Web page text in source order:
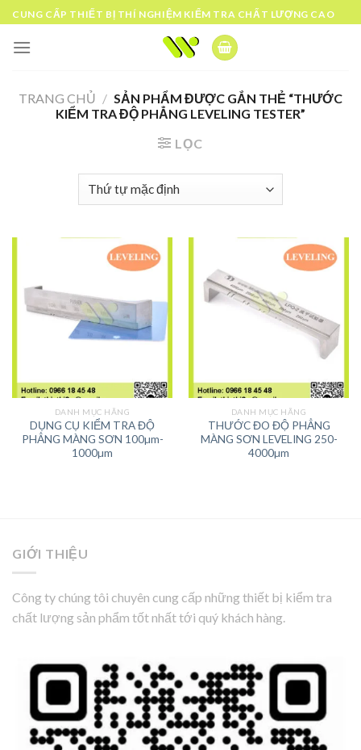
Skip
to
content
CUNG CẤP THIẾT BỊ THÍ NGHIỆM KIỂM TRA CHẤT LƯỢNG CAO
TRANG CHỦ / SẢN PHẨM ĐƯỢC GẮN THẺ “THƯỚC
KIỂM TRA ĐỘ PHẲNG LEVELING TESTER”
LỌC
DANH MỤC HÃNG
DỤNG CỤ KIỂM TRA ĐỘ
PHẲNG MÀNG SƠN 100µm-
1000µm
DANH MỤC HÃNG
THƯỚC ĐO ĐỘ PHẲNG
MÀNG SƠN LEVELING 250-
4000µm
GIỚI THIỆU
Công ty chúng tôi chuyên cung cấp những thiết bị kiểm tra
chất lượng sản phẩm tốt nhất tới quý khách hàng.